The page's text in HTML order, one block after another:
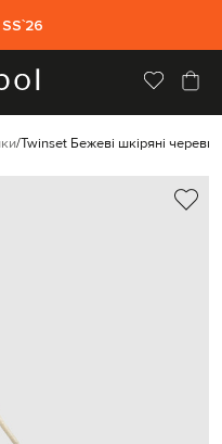
Twinset Бежеві шкіряні